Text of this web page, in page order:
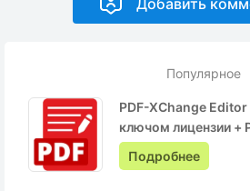
Популярное
PDF-XChange
ключом лицензии +
Подробнее